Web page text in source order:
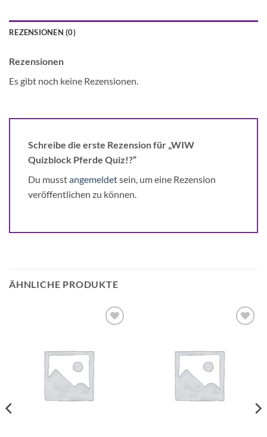
REZENSIONEN (0)
Rezensionen
Es gibt noch keine Rezensionen.
Schreibe die erste Rezension für „WIW
Quizblock Pferde Quiz!?“
Du musstangemeldetsein, um eine Rezension
veröffentlichen zu können.
ÄHNLICHE PRODUKTE